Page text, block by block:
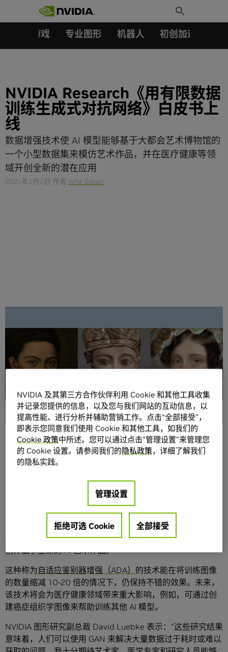
Toggle
Search
游戏 专业图形 机器人 初创加速会员成
NVIDIA Research《用有限数据
训练生成式对抗网络》白皮书上
线
数据增强技术使 AI 模型能够基于大都会艺术博物馆的
一个小型数据集来模仿艺术作品，并在医疗健康等领
域开创全新的潜在应用
2021年2月2日 作者 Isha Salian
该配图由 StyleGAN2 借助 ADA 生成，仅仅基于大都会艺术
博物馆收藏品 API 的不到 1,500 张图像的数据集进行了训
练。
NVIDIA Research 的最新 AI 模型可谓生成式对抗网络
（GAN）领域的“神童”。相较于典型的 GAN，它只需要基于
极少量的学习材料，就能学习诸如模仿著名画家和重建癌症
组织图像这样复杂的技能。
通过将一种突破性的神经网络训练技术应用于常用的 NVIDIA
StyleGAN2 模型，NVIDIA 的研究人员基于大都会艺术博物
馆中不到 1,500 张图像重新设计了艺术作品。他们使用
NVIDIA DGX 系统加速训练，从历史人物肖像中汲取灵感，
创作出了全新的 AI 艺术作品。
这种称为自适应鉴别器增强（ADA） 的技术能在将训练图像
的数量缩减 10-20 倍的情况下，仍保持不错的效果。未来，
该技术将会为医疗健康领域带来重大影响，例如，可通过创
建癌症组织学图像来帮助训练其他 AI 模型。
NVIDIA 图形研究副总裁 David Luebke 表示：“这些研究结果
意味着，人们可以使用 GAN 来解决大量数据过于耗时或难以
NVIDIA 及其第三方合作伙伴利用 Cookie 和其他工具收集
并记录您提供的信息，以及您与我们网站的互动信息，以
提高性能、进行分析并辅助营销工作。点击“全部接受”，
即表示您同意我们使用 Cookie 和其他工具，如我们的
Cookie 政策中所述。您可以通过点击“管理设置”来管理您
的 Cookie 设置。请参阅我们的隐私政策，详细了解我们
的隐私实践。
管理设置
拒绝可选 Cookie 全部接受